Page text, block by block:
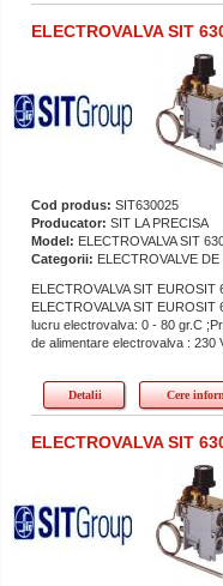
ELECTROVALVA SIT
Cod produs: SIT630025
Producator: SIT LA PRECISA
Model: ELECTROVALVA SIT
Categorii: ELECTROVALVE
ELECTROVALVA SIT
ELECTROVALVA SIT
lucru electrovalva: 0 - 80 gr.C
de alimentare electrovalva : 230
Detalii Cere
ELECTROVALVA SIT